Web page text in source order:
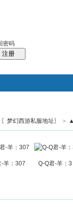
密码
注册
帖子
〖梦幻西游私服地址〗 >
-羊：307 Q-Q君-羊：3